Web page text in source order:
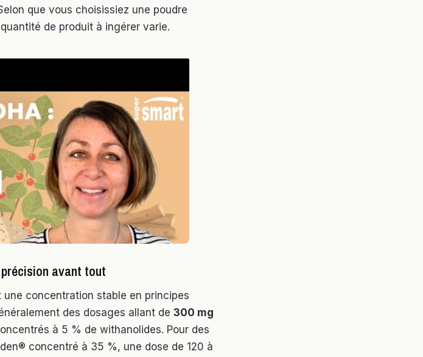
que vous choisissiez une poudre
de produit à ingérer varie.
avant tout
concentration stable en principes
des dosages allant de 300 mg
à 5 % de withanolides. Pour des
concentré à 35 %, une dose de 120 à